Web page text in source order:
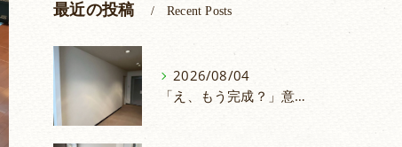
最近の投稿 Recent Posts
2026/08/04
「え、もう完成？」意外と早い！仕切り壁の取付